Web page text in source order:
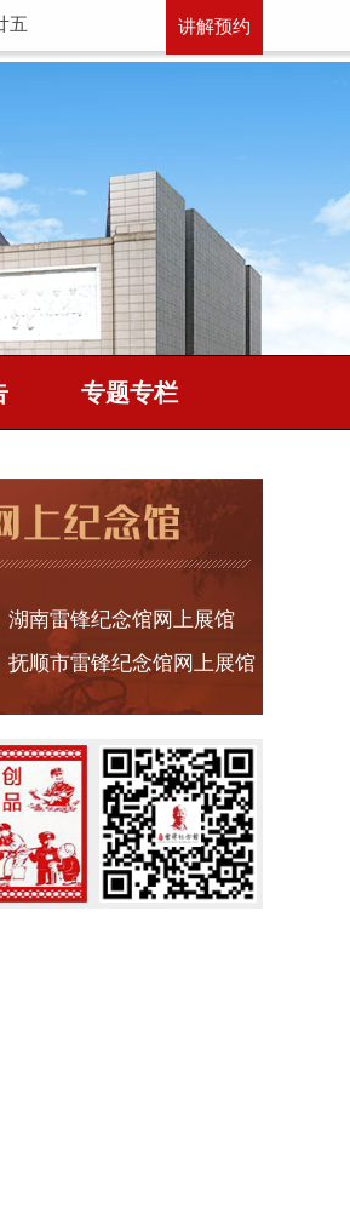
五 讲解预约
专题专栏
湖南雷锋纪念馆网上展馆
抚顺市雷锋纪念馆网上展馆